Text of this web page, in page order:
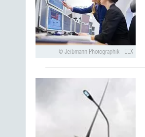
Jeibmann Photographik - EEX